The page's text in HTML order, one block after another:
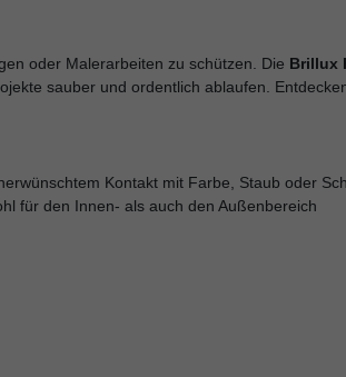
oder Malerarbeiten zu schützen. Die Brillux
sauber und ordentlich ablaufen.
Kontakt mit Farbe, Staub oder
für den Innen- als auch den Außenbereich